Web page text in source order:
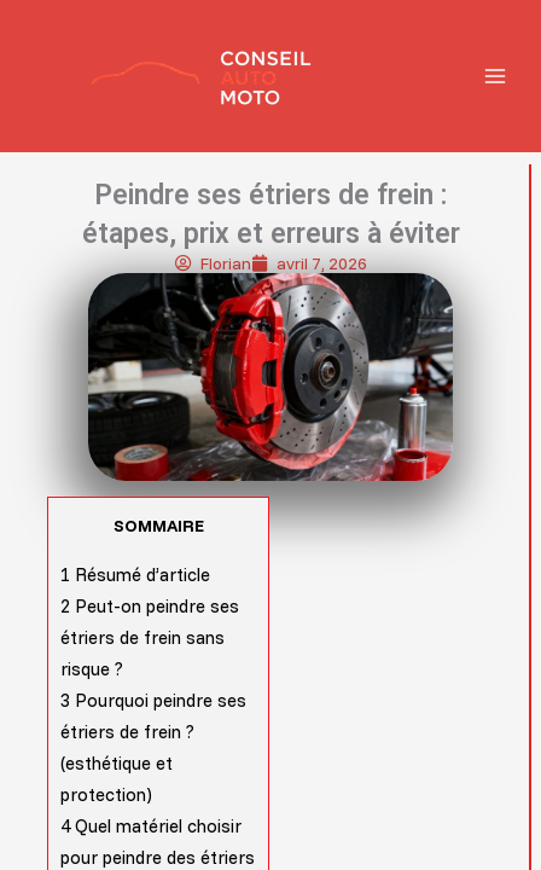
Peindre ses étriers de frein :
étapes, prix et erreurs à éviter
Florian avril 7, 2026
SOMMAIRE
1 Résumé d’article
2 Peut-on peindre ses
étriers de frein sans
risque ?
3 Pourquoi peindre ses
étriers de frein ?
(esthétique et
protection)
4Quel matériel choisir
pour peindre des étriers